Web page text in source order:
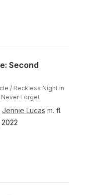
Second
/ Reckless Night in
Never Forget
Jennie Lucas m. fl.
2022